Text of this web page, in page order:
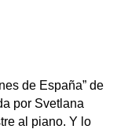
de España” de
por Svetlana
al piano. Y lo